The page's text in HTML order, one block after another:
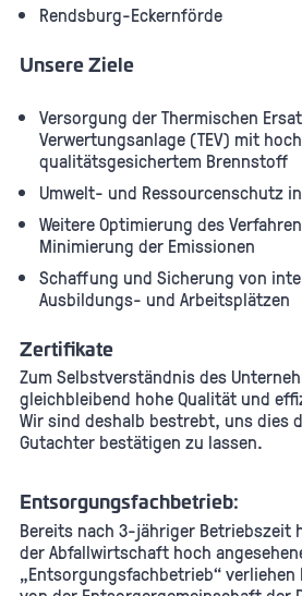
Rendsburg-Eckernförde
Unsere Ziele
Versorgung der Thermischen
Verwertungsanlage (TEV) mit
qualitätsgesichertem Brennstoff
Umwelt- und Ressourcenschutz
Weitere Optimierung des
Minimierung der Emissionen
Schaffung und Sicherung von
Ausbildungs- und Arbeitsplätzen
Zertifikate
Zum Selbstverständnis des
gleichbleibend hohe Qualität und
Wir sind deshalb bestrebt, uns dies
Gutachter bestätigen zu lassen.
Entsorgungsfachbetrieb:
Bereits nach 3-jähriger Betriebszeit
der Abfallwirtschaft hoch
„Entsorgungsfachbetrieb“ verliehen